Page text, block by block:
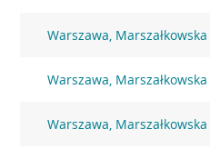
Warszawa,
Warszawa,
Warszawa,